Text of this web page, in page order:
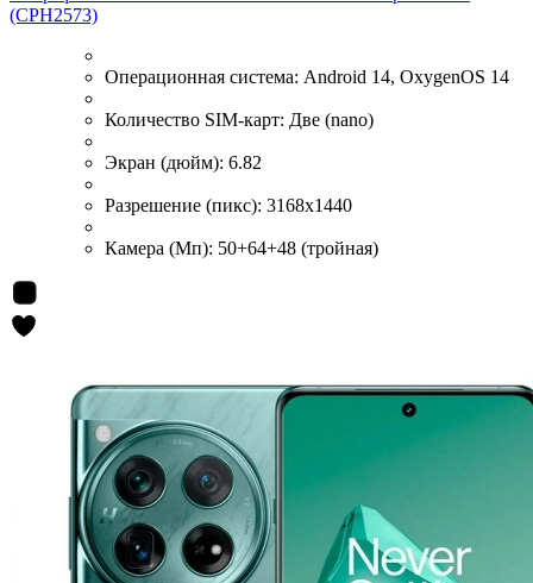
(CPH2573)
Операционная система: Android 14, OxygenOS 14
Количество SIM-карт: Две (nano)
Экран (дюйм): 6.82
Разрешение (пикс): 3168x1440
Камера (Мп): 50+64+48 (тройная)